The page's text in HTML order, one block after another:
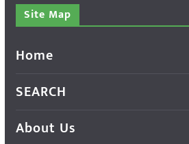
Site Map
Home
SEARCH
About Us